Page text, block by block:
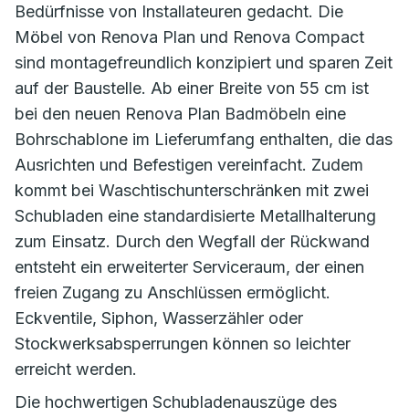
Bedürfnisse von Installateuren gedacht. Die
Möbel von Renova Plan und Renova Compact
sind montagefreundlich konzipiert und sparen Zeit
auf der Baustelle. Ab einer Breite von 55 cm ist
bei den neuen Renova Plan Badmöbeln eine
Bohrschablone im Lieferumfang enthalten, die das
Ausrichten und Befestigen vereinfacht. Zudem
kommt bei Waschtischunterschränken mit zwei
Schubladen eine standardisierte Metallhalterung
zum Einsatz. Durch den Wegfall der Rückwand
entsteht ein erweiterter Serviceraum, der einen
freien Zugang zu Anschlüssen ermöglicht.
Eckventile, Siphon, Wasserzähler oder
Stockwerksabsperrungen können so leichter
erreicht werden.
Die hochwertigen Schubladenauszüge des